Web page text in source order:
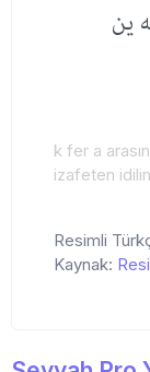
ین
k fer a
izafeten
Resimli
Kaynak: